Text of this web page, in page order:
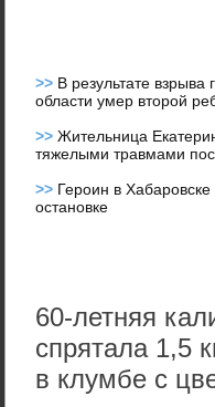
>> В результате
области умер второй
>>Жительница
тяжелыми травмами
>> Героин в
остановке
60-летняя
спрятала 1,5
в клумбе с